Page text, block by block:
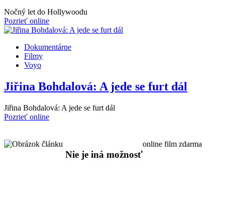
Nočný let do Hollywoodu
Pozrieť online
Dokumentárne
Filmy
Voyo
Jiřina Bohdalová: A jede se furt dál
Jiřina Bohdalová: A jede se furt dál
Pozrieť online
Nie je iná možnosť
online film zdarma